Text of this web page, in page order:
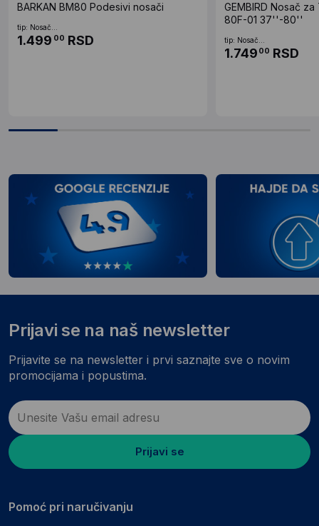
BARKAN BM80 Podesivi nosači
tip: Nosač...
1.499 00 RSD
GEMBIRD Nosač
80F-01 37''-80''
tip: Nosač...
1.749 00 RSD
Prijavi se na naš newsletter
Prijavite se na newsletter i prvi saznajte sve o novim
promocijama i popustima.
Prijavi se
Pomoć pri naručivanju